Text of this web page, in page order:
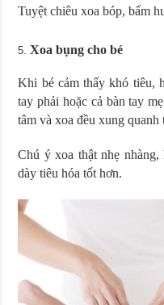
Tuyệt chiêu xoa bóp, bấm
Xoa bụng cho bé
Khi bé cảm thấy khó tiêu,
tay phải hoặc cả bàn tay
tâm và xoa đều xung quanh
Chú ý xoa thật nhẹ
dày tiêu hóa tốt hơn.